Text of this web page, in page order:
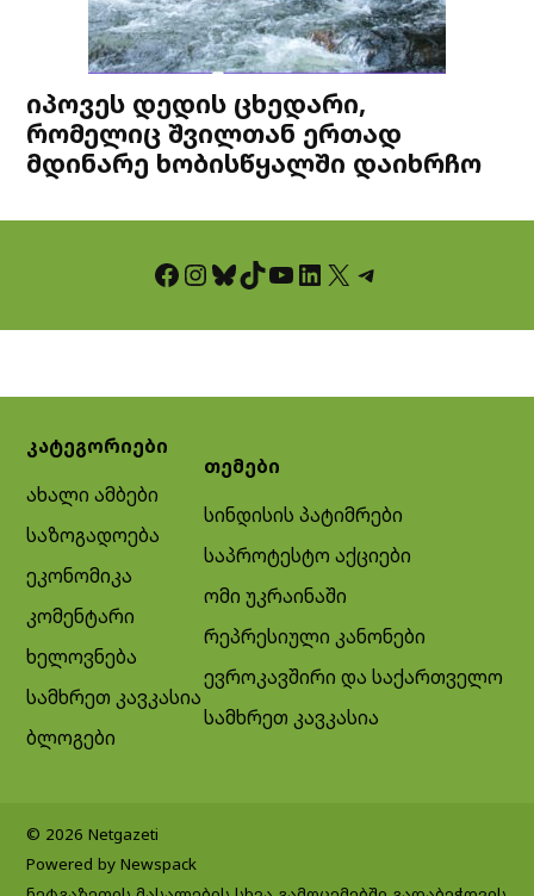
იპოვეს დედის ცხედარი,
რომელიც შვილთან ერთად
მდინარე ხობისწყალში დაიხრჩო
Facebook InstagramBluesky TikTok YouTube LinkedIn X Telegram
კატეგორიები
ახალი ამბები
საზოგადოება
ეკონომიკა
კომენტარი
ხელოვნება
სამხრეთ კავკასია
ბლოგები
თემები
სინდისის პატიმრები
საპროტესტო აქციები
ომი უკრაინაში
რეპრესიული კანონები
ევროკავშირი და საქართველო
სამხრეთ კავკასია
© 2026 Netgazeti
Powered by Newspack